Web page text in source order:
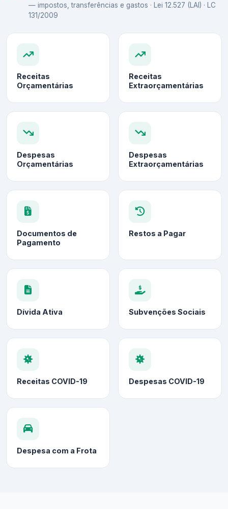
— impostos, transferências e gastos · Lei 12.527 (LAI) · LC
131/2009
Receitas
Orçamentárias
Receitas
Extraorçamentárias
Despesas
Orçamentárias
Despesas
Extraorçamentárias
Documentos de
Pagamento
Restos a Pagar
Dívida Ativa Subvenções Sociais
Receitas COVID-19 Despesas COVID-19
Despesa com a Frota